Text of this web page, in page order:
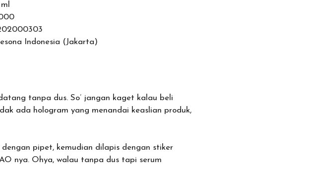
Indonesia (Jakarta)
tanpa dus. So’ jangan kaget kalau beli
ada hologram yang menandai keaslian produk,
pipet, kemudian dilapis dengan stiker
nya. Ohya, walau tanpa dus tapi serum